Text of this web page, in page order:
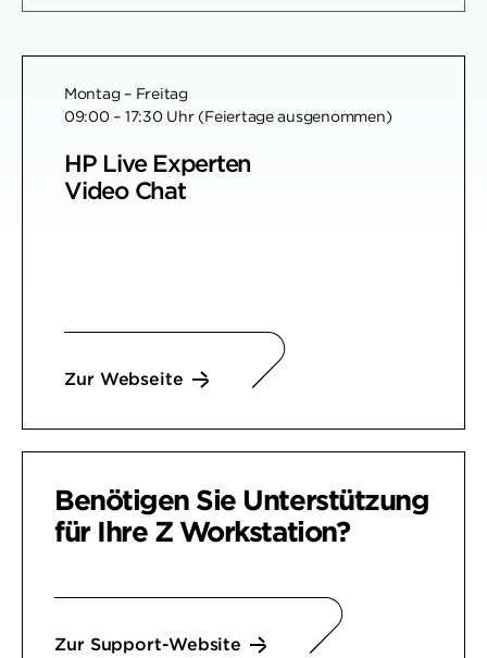
Montag – Freitag
09:00 – 17:30 Uhr (Feiertage ausgenommen)
HP Live Experten
Video Chat
Zur Webseite
Benötigen Sie Unterstützung
für IhreZ Workstation?
Zur Support-Website